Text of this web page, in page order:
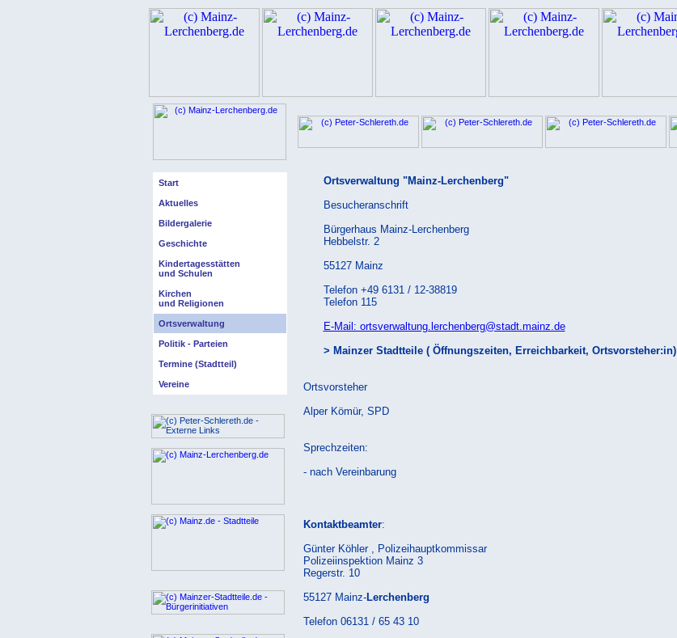
Start
Aktuelles
Bildergalerie
Geschichte
Kindertagesstätten
und Schulen
Kirchen
und Religionen
Ortsverwaltung
Politik - Parteien
Termine (Stadtteil)
Vereine
Ortsverwaltung "Mainz-Lerchenberg"
Besucheranschrift
Bürgerhaus Mainz-Lerchenberg
Hebbelstr. 2
55127 Mainz
Telefon +49 6131 / 12-38819
Telefon 115
E-Mail: ortsverwaltung.lerchenberg@stadt.mainz.de
> Mainzer Stadtteile ( Öffnungszeiten, Erreichbarkeit, Ortsvorsteher:in)
Ortsvorsteher
Alper Kömür, SPD
Sprechzeiten:
- nach Vereinbarung
Kontaktbeamter:
Günter Köhler , Polizeihauptkommissar
Polizeiinspektion Mainz 3
Regerstr. 10
55127 Mainz-Lerchenberg
Telefon 06131 / 65 43 10